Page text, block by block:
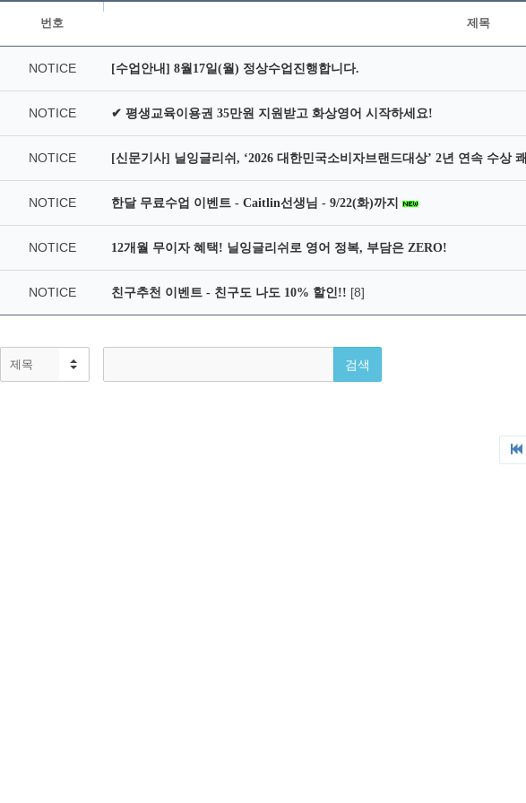
번호 제목
NOTICE [수업안내] 8월17일(월) 정상수업진행합니다.
NOTICE ✔ 평생교육이용권 35만원 지원받고 화상영어 시작하세요!
NOTICE [신문기사] 닐잉글리쉬, ‘2026 대한민국소비자브랜드대상’ 2년 연속 수상
NOTICE 한달 무료수업 이벤트 - Caitlin선생님 - 9/22(화)까지
NOTICE 12개월 무이자 혜택! 닐잉글리쉬로 영어 정복, 부담은 ZERO!
NOTICE 친구추천 이벤트 - 친구도 나도 10% 할인!! [8]